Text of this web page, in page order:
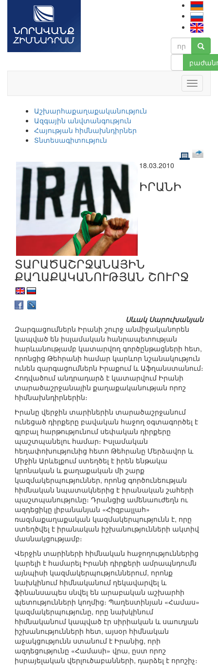
Աշխարհաքաղաքականություն
Ազգային անվտանգություն
Հայության հիմնախնդիրներ
Տնտեսագիտություն
18.03.2010
ԻՐԱՆԻ
ՏԱՐԱԾԱՇՐՋԱՆԱՅԻՆ
ՔԱՂԱՔԱԿԱՆՈՒԹՅԱՆ ՇՈՒՐՋ
Սևակ Սարուխանյան
Զարգացումներն Իրանի շուրջ անմիջականորեն
կապված են իսլամական հանրապետության
հարևանությամբ կատարվող գործընթացների հետ,
որոնցից Թեհրանի համար կարևոր նշանակություն
ունեն զարգացումներն Իրաքում և Աֆղանստանում։
Հոդվածում անդրադարձ է կատարվում Իրանի
տարածաշրջանային քաղաքականության որոշ
հիմնախնդիրներին։
Իրանը վերջին տարիներին տարածաշրջանում
ունեցած դիրքերը բավական հաջող օգտագործել է
գլոբալ հարթությունում սեփական դիրքերը
պաշտպանելու համար։ Իսլամական
հեղափոխությունից հետո Թեհրանը Մերձավոր և
Միջին Արևելքում ստեղծել է իրեն ենթակա
կրոնական և քաղաքական մի շարք
կազմակերպություններ, որոնց գործունեության
հիմնական նպատակներից է իրանական շահերի
պաշտպանությունը։ Դրանցից ամենաուժեղն ու
ազդեցիկը լիբանանյան «Հիզբալլահ»
ռազմաքաղաքական կազմակերպությունն է, որը
ստեղծվել է իրանական իշխանությունների ակտիվ
մասնակցությամբ։
Վերջին տարիների հիմնական հաջողություններից
կարելի է համարել Իրանի դիրքերի ամրապնդումն
այնպիսի կազմակերպություններում, որոնք
նախկինում հիմնականում ղեկավարվել և
ֆինանսապես սնվել են արաբական աշխարհի
պետությունների կողմից։ Պաղեստինյան «Համաս»
կազմակերպությունը, որը նախկինում
հիմնականում կապված էր սիրիական և սաուդյան
իշխանությունների հետ, այսօր հիմնական
աջակցությունն ստանում է Իրանից, որի
ազդեցությունը «Համասի» վրա, ըստ որոշ
իսրայելական վերլուծաբանների, դարձել է որոշիչ։